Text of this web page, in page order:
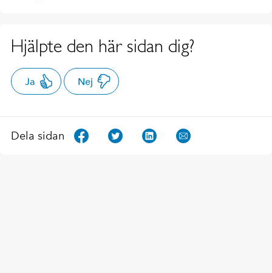
Hjälpte den här sidan dig?
Ja Nej
Dela sidan